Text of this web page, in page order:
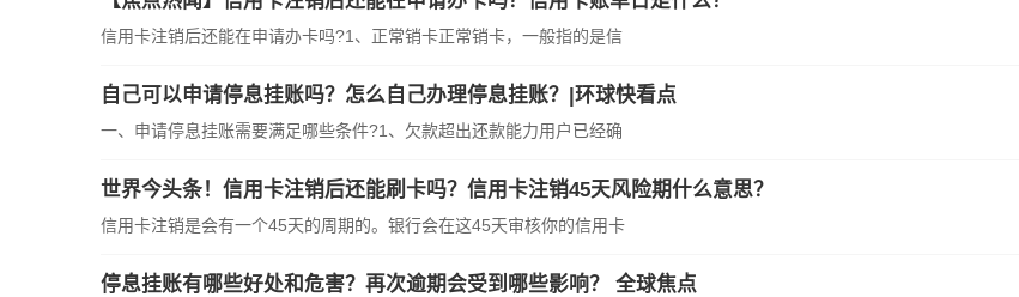
信用卡注销后还能在申请办卡吗?1、正常销卡正常销卡，一般指的是信
自己可以申请停息挂账吗？怎么自己办理停息挂账？|环球快看点
一、申请停息挂账需要满足哪些条件?1、欠款超出还款能力用户已经确
世界今头条！信用卡注销后还能刷卡吗？信用卡注销45天风险期什么意思？
信用卡注销是会有一个45天的周期的。银行会在这45天审核你的信用卡
停息挂账有哪些好处和危害？再次逾期会受到哪些影响？ 全球焦点